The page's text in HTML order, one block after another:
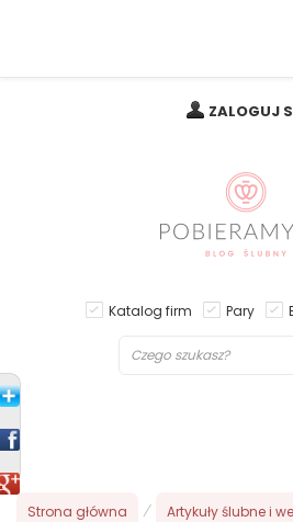
ZALOGUJ
Katalog firm Pary
Strona główna / Artykuły ślubne i